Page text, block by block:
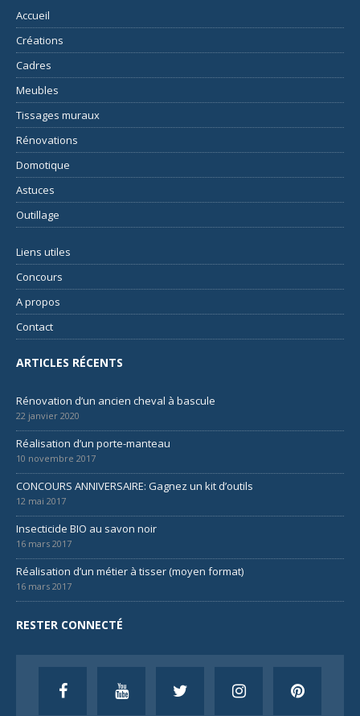
Accueil
Créations
Cadres
Meubles
Tissages muraux
Rénovations
Domotique
Astuces
Outillage
Liens utiles
Concours
A propos
Contact
ARTICLES RÉCENTS
Rénovation d’un ancien cheval à bascule
22 janvier 2020
Réalisation d’un porte-manteau
10 novembre 2017
CONCOURS ANNIVERSAIRE: Gagnez un kit d’outils
12 mai 2017
Insecticide BIO au savon noir
16 mars 2017
Réalisation d’un métier à tisser (moyen format)
16 mars 2017
RESTER CONNECTÉ